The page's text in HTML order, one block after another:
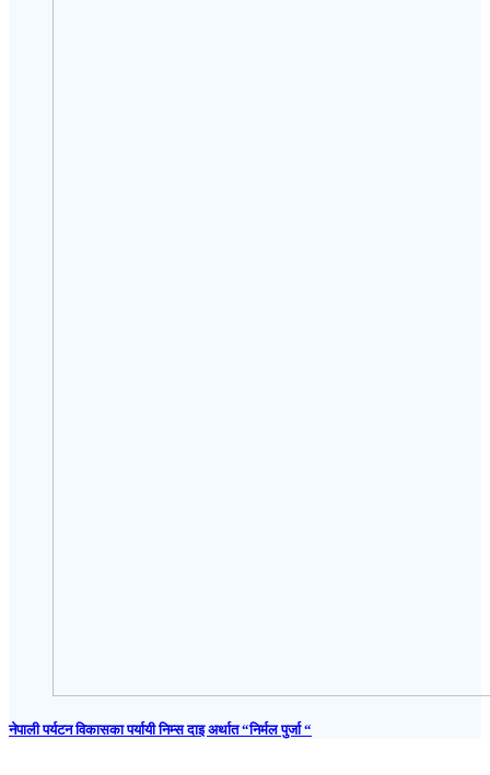
नेपाली पर्यटन विकासका पर्यायी निम्स दाइ अर्थात “निर्मल पुर्जा “